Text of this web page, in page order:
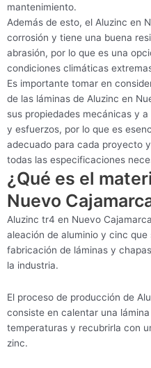
mantenimiento.
Además de esto, el Aluzinc en
corrosión y tiene una buena
abrasión, por lo que es una
condiciones climáticas
Es importante tomar en
de las láminas de Aluzinc en
sus propiedades mecánicas y
y esfuerzos, por lo que es
adecuado para cada proyecto
todas las especificaciones
¿Qué es el
Nuevo
Aluzinc tr4 en Nuevo
aleación de aluminio y cinc
fabricación de láminas y
la industria.
El proceso de producción de
consiste en calentar una
temperaturas y recubrirla con
zinc.